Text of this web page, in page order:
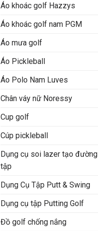
Áo khoác golf Hazzys
Áo khoác golf nam PGM
Áo mưa golf
Áo Pickleball
Áo Polo Nam Luves
Chân váy nữ Noressy
Cup golf
Cúp pickleball
Dụng cụ soi lazer tạo đường
tập
Dụng Cụ Tập Putt & Swing
Dụng cụ tập Putting Golf
Đồ golf chống nắng